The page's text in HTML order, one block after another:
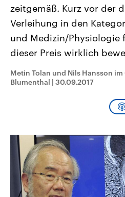
Landtagswahl Sachsen-Anhalt
2026
Alle Informationen
Sachsen-Anhalt wählt am 6.
September 2026 einen neuen
Landtag. Seit 2021 wird das
Bundesland von einer Koalition
Umfragen, Prognosen,
Wahlprogramme, aktuelle
und Hintergründe zu den Parteien
Sendungen Programm
zeitgemäß. Kurz vor der
Verleihung in den
und Medizin/Physiologie
dieser Preis wirklich
Metin Tolan und Nils Hansson
Blumenthal | 30.09.2017